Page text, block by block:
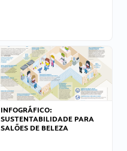
INFOGRÁFICO:
SUSTENTABILIDADE PARA
SALÕES DE BELEZA